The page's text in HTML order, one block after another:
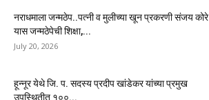
नराधमाला जन्मठेप..पत्नी व मुलीच्या खून प्रकरणी संजय कोरे
यास जन्मठेपेची शिक्षा,...
July 20, 2026
हून्नूर येथे जि. प. सदस्य प्रदीप खांडेकर यांच्या प्रमुख
उपस्थितीत १००...